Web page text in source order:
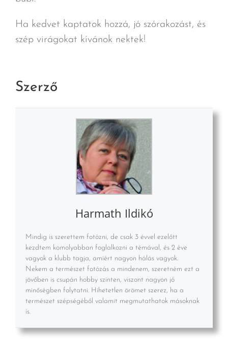
Ha kedvet kaptatok hozzá, jó szórakozást, és
szép virágokat kívánok nektek!
Szerző
Harmath Ildikó
Mindig is szerettem fotózni, de csak 3 évvel ezelőtt
kezdtem komolyabban foglalkozni a témával, és 2 éve
vagyok a klubb tagja, amiért nagyon hálás vagyok.
Nekem a természet fotózás a mindenem, szeretném ezt a
jövőben is csupán hobby szinten, viszont nagyon jó
minőségben folytatni. Hihetetlen örömet szerez, ha a
természet szépségéből valamit megmutathatok másoknak
is.